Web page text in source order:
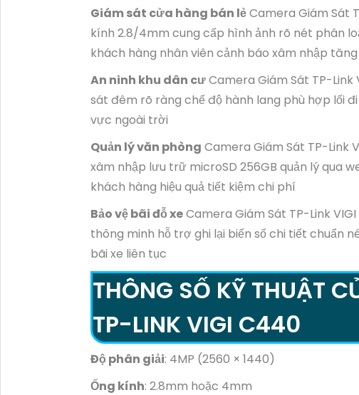
Giám sát cửa hàng bán lẻCamera Giám Sát
kính 2.8/4mm cung cấp hình ảnh rõ nét phân
khách hàng nhân viên cảnh báo xâm nhập
An ninh khu dân cưCamera Giám Sát TP-Link
sát đêm rõ ràng chế độ hành lang phù hợp lối
vực ngoài trời
Quản lý văn phòng Camera Giám Sát TP-Link
xâm nhập lưu trữ microSD 256GB quản lý qua
khách hàng hiệu quả tiết kiệm chi phí
Bảo vệ bãi đỗ xeCamera Giám Sát TP-Link
thông minh hỗ trợ ghi lại biển số chi tiết chuẩn
bãi xe liên tục
THÔNG SỐ KỸ THUẬT
TP-LINK VIGI C440
Độ phân giải: 4MP (2560 × 1440)
Ống kính: 2.8mm hoặc 4mm